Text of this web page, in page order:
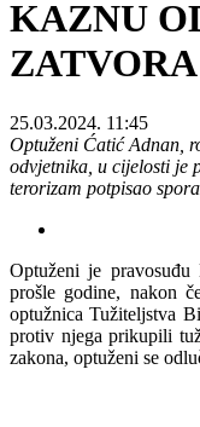
KAZNU
ZATVORA
25.03.2024. 11:45
Optuženi Ćatić Adnan,
odvjetnika, u cijelosti je
terorizam potpisao
Optuženi je
prošle godine, nakon
optužnica Tužiteljstva
protiv njega prikupili
zakona, optuženi se